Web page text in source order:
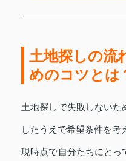
土地探しの流
めのコツとは
土地探しで失敗しないた
したうえで希望条件を考
現時点で自分たちにとっ